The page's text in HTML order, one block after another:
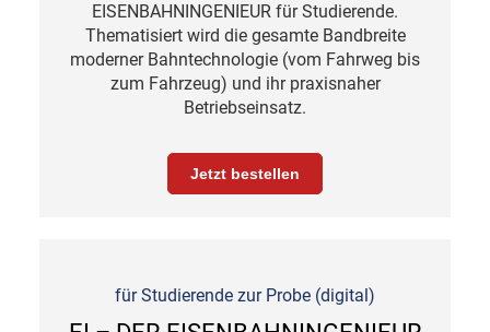
EISENBAHNINGENIEUR für Studierende.
Thematisiert wird die gesamte Bandbreite
moderner Bahntechnologie (vom Fahrweg bis
zum Fahrzeug) und ihr praxisnaher
Betriebseinsatz.
Jetzt bestellen
für Studierende zur Probe (digital)